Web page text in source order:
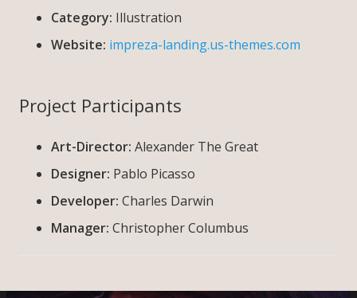
Category: Illustration
Website: impreza-landing.us-themes.com
Project Participants
Art-Director: Alexander The Great
Designer: Pablo Picasso
Developer: Charles Darwin
Manager: Christopher Columbus